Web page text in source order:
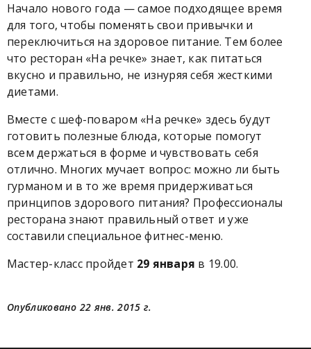
Начало нового года — самое подходящее время
для того, чтобы поменять свои привычки и
переключиться на здоровое питание. Тем более
что ресторан «На речке» знает, как питаться
вкусно и правильно, не изнуряя себя жесткими
диетами.
Вместе с шеф-поваром «На речке» здесь будут
готовить полезные блюда, которые помогут
всем держаться в форме и чувствовать себя
отлично. Многих мучает вопрос: можно ли быть
гурманом и в то же время придерживаться
принципов здорового питания? Профессионалы
ресторана знают правильный ответ и уже
составили специальное фитнес-меню.
Мастер-класс пройдет 29 января в 19.00.
Опубликовано 22 янв. 2015 г.